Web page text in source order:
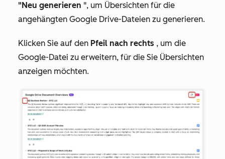
"Neu generieren ", um Übersichten für die
angehängten Google Drive-Dateien zu generieren.
Klicken Sie auf den Pfeil nach rechts , um die
Google-Datei zu erweitern, für die Sie Übersichten
anzeigen möchten.